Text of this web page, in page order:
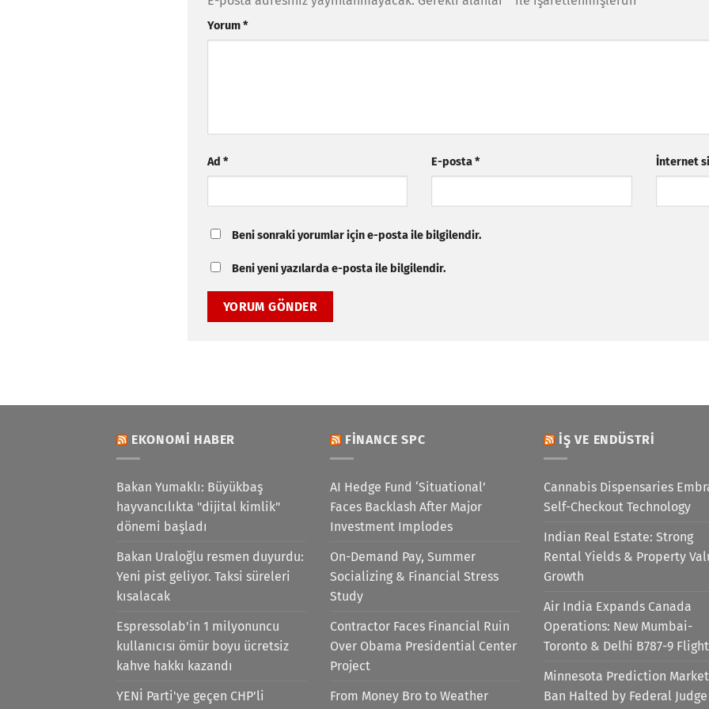
Yorum*
Ad * E-posta* İnternet
Beni sonraki yorumlar için e-posta ile bilgilendir.
Beni yeni yazılarda e-posta ile bilgilendir.
EKONOMI HABER
Bakan Yumaklı: Büyükbaş
hayvancılıkta "dijital kimlik"
dönemi başladı
Bakan Uraloğlu resmen duyurdu:
Yeni pist geliyor. Taksi süreleri
kısalacak
Espressolab'in 1 milyonuncu
kullanıcısı ömür boyu ücretsiz
kahve hakkı kazandı
YENİ Parti'ye geçen CHP'li
FINANCE SPC
AI Hedge Fund ‘Situational’
Faces Backlash After Major
Investment Implodes
On-Demand Pay, Summer
Socializing & Financial Stress
Study
Contractor Faces Financial Ruin
Over Obama Presidential Center
Project
From Money Bro to Weather
İŞ VE ENDÜSTRI
Cannabis Dispensaries
Self-Checkout Technology
Indian Real Estate: Strong
Rental Yields & Property
Growth
Air India Expands Canada
Operations: New Mumbai-
Toronto & Delhi B787-9
Minnesota Prediction Market
Ban Halted by Federal Judge